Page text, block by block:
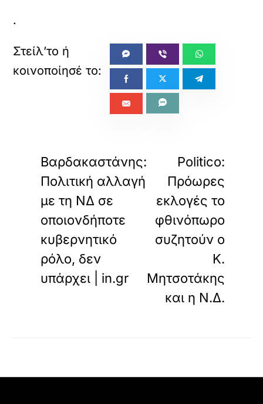
.
Βαρδακαστάνης:
Πολιτική αλλαγή
με τη ΝΔ σε
οποιονδήποτε
κυβερνητικό
ρόλο, δεν
υπάρχει | in.gr
Politico:
Πρόωρες
εκλογές το
φθινόπωρο
συζητούν ο
Κ.
Μητσοτάκης
και η Ν.Δ.